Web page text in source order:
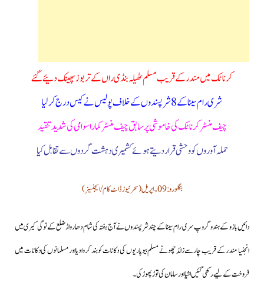
کرناٹک میں مندر کے قریب مسلم ٹھیلہ بنڈی راں کے تربوز پھینک دئیے گئے
شری رام سینا کے 8 شرپسندوں کے خلاف پولیس نے کیس درج کرلیا
چیف منسٹر کرناٹک کی خاموشی پر سابق چیف منسٹر کمارا سوامی کی شدید تنقید
حملہ آوروں کو وحشی قرار دیتے ہوئے کشمیری دہشت گردوں سے تقابل کیا
بنگلورو: 09۔اپریل(سحرنیوزڈاٹ کام/ایجنسیز)
دائیں بازو کے ہندو گروپ سری رام سینا کے چند شرپسندوں نے آج ہفتہ کی شام دھارواڑ ضلع کے نوگی کیری میں
انجنیا مندر کے قریب چارسے زائد چھوٹے مسلم بیوپاریوں کی دکانات کو بند کروا دیا اور مسلمانوں کی دکانات میں
فروخت کے لیے رکھی گئیں اشیا اورسامان کی توڑ پھوڑ کی۔